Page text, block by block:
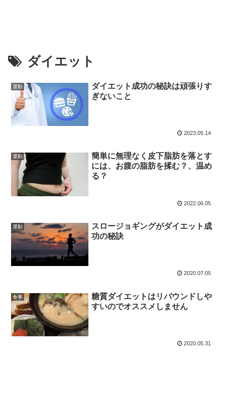
ダイエット
運動
ダイエット成功の秘訣は頑張りす
ぎないこと
2023.05.14
運動
簡単に無理なく皮下脂肪を落とす
には、お腹の脂肪を揉む？、温め
る？
2022.06.05
運動
スロージョギングがダイエット成
功の秘訣
2020.07.05
食事
糖質ダイエットはリバウンドしや
すいのでオススメしません
2020.05.31